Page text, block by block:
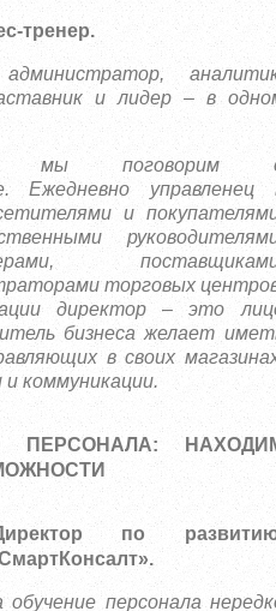
тренер.
и лидер – в
мы поговорим
Ежедневно управленец
и
торговых
директор – это
бизнеса желает
в своих
коммуникации.
ПЕРСОНАЛА:
по
персонала